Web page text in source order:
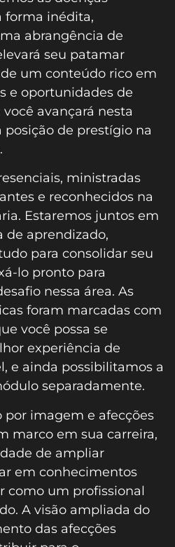
forma inédita,
abrangência de
seu patamar
um conteúdo rico em
e oportunidades de
avançará nesta
de prestígio na
ministradas
e reconhecidos na
Estaremos juntos em
de aprendizado,
para consolidar seu
lo pronto para
nessa área. As
foram marcadas com
você possa se
experiência de
e ainda possibilitamos a
separadamente.
por imagem e afecções
marco em sua carreira,
de ampliar
em conhecimentos
como um profissional
A visão ampliada do
das afecções